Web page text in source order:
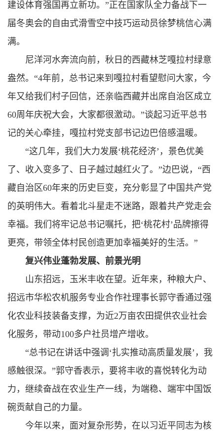
建设体育强国再立新功。”正在国家队全力备战下一
届冬奥会的自由式滑雪空中技巧运动员徐梦桃信心满
满。
尼洋河水奔流向前，秋日的西藏林芝嘎拉村绿意
盎然。“4年前，总书记来到嘎拉村看望慰问大家，今
年又给我们村子回信，还亲临西藏并出席自治区成立
60周年庆祝大会，大家都很激动。”谈起习近平总书
记的关心牵挂，嘎拉村党支部书记边巴倍感温暖。
“这几年，我们大力发展‘桃花经济’，景色优美
了、收入变多了、日子越过越红火了。”边巴说，“西
藏自治区60年来的历史巨变，充分彰显了中国共产党
的英明伟大。看着北斗星走不迷路，跟着共产党走会
幸福。我们将牢记总书记嘱托，把‘桃花村’品牌擦得
更亮，带领全体村民创造更加幸福美好的生活。”
复兴伟业蓬勃发展、前景光明
山东招远，玉米丰收在望。近年来，种粮大户、
招远市华松农机服务专业合作社理事长郭守香通过强
化农业科技装备支撑，为近2万亩农田提供农业社会
化服务，带动100多户社员增产增收。
“总书记在讲话中强调‘扎实推动高质量发展’，我
感触很深。”郭守香表示，要将丰收的喜悦转化为动
力，继续奋战在农业生产一线，为端稳、端牢中国饭
碗贡献自己的力量。
今年以来，面对复杂形势，在以习近平 同志为核